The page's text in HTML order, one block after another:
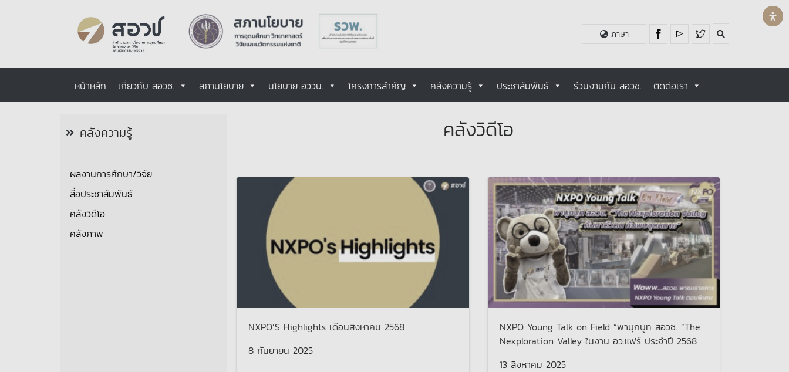
ภาษา
หน้าหลัก เกี่ยวกับ สอวช. สภานโยบาย นโยบาย อววน. โครงการสำคัญ คลังความรู้ ประชาสัมพันธ์ ร่วมงานกับ สอวช. ติดต่อเรา
คลังความรู้
ผลงานการศึกษา/วิจัย
สื่อประชาสัมพันธ์
คลังวิดีโอ
คลังภาพ
คลังวิดีโอ
NXPO’S Highlights เดือนสิงหาคม 2568
8 กันยายน 2025
NXPO Young Talk on Field “พาบุกบูท สอวช. “The
Nexploration Valley ในงาน อว.แฟร์ ประจำปี 2568
13 สิงหาคม 2025